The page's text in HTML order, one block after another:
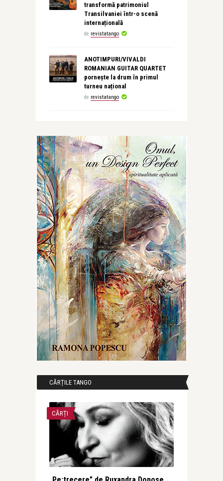
transformă patrimoniul
Transilvaniei într-o scenă
internațională
de revistatango
ANOTIMPURI/VIVALDI
ROMANIAN GUITAR QUARTET
pornește la drum în primul
turneu național
de revistatango
CĂRȚILE TANGO
CĂRȚI